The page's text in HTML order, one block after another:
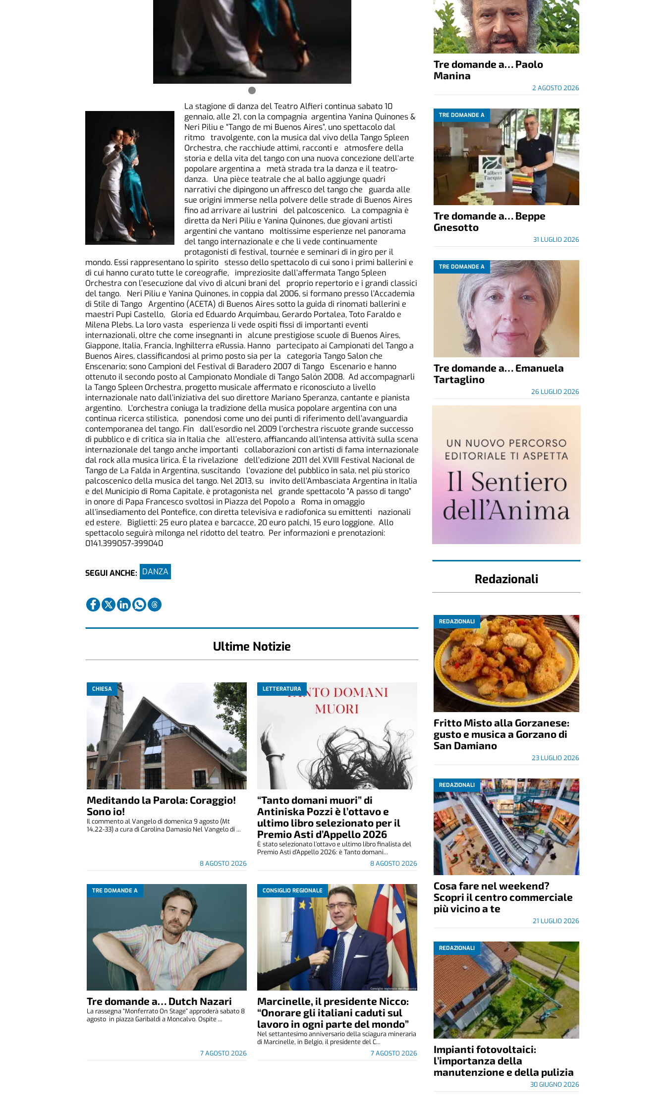
La stagione di danza del Teatro Alfieri continua sabato 10
gennaio, alle 21, con la compagnia argentina Yanina Quinones &
Neri Piliu e “Tango de mi Buenos Aires”, uno spettacolo dal
ritmo travolgente, con la musica dal vivo della Tango Spleen
Orchestra, che racchiude attimi, racconti e atmosfere della
storia e della vita del tango con una nuova concezione dell’arte
popolare argentina a metà strada tra la danza e il teatro-
danza. Una pièce teatrale che al ballo aggiunge quadri
narrativi che dipingono un affresco del tango che guarda alle
sue origini immerse nella polvere delle strade di Buenos Aires
fino ad arrivare ai lustrini del palcoscenico. La compagnia è
diretta da Neri Piliu e Yanina Quinones, due giovani artisti
argentini che vantano moltissime esperienze nel panorama
del tango internazionale e che li vede continuamente
protagonisti di festival, tournée e seminari di in giro per il
mondo. Essi rappresentano lo spirito stesso dello spettacolo di cui sono i primi ballerini e
di cui hanno curato tutte le coreografie, impreziosite dall’affermata Tango Spleen
Orchestra con l’esecuzione dal vivo di alcuni brani del proprio repertorio e i grandi classici
del tango. Neri Piliu e Yanina Quinones, in coppia dal 2006, si formano presso l’Accademia
di Stile di Tango Argentino (ACETA) di Buenos Aires sotto la guida di rinomati ballerini e
maestri Pupi Castello, Gloria ed Eduardo Arquimbau, Gerardo Portalea, Toto Faraldo e
Milena Plebs. La loro vasta esperienza li vede ospiti fissi di importanti eventi
internazionali, oltre che come insegnanti in alcune prestigiose scuole di Buenos Aires,
Giappone, Italia, Francia, Inghilterra eRussia. Hanno partecipato ai Campionati del Tango a
Buenos Aires, classificandosi al primo posto sia per la categoria Tango Salon che
Enscenario; sono Campioni del Festival di Baradero 2007 di Tango Escenario e hanno
ottenuto il secondo posto al Campionato Mondiale di Tango Salón 2008. Ad accompagnarli
la Tango Spleen Orchestra, progetto musicale affermato e riconosciuto a livello
internazionale nato dall’iniziativa del suo direttore Mariano Speranza, cantante e pianista
argentino. L’orchestra coniuga la tradizione della musica popolare argentina con una
continua ricerca stilistica, ponendosi come uno dei punti di riferimento dell’avanguardia
contemporanea del tango. Fin dall’esordio nel 2009 l’orchestra riscuote grande successo
di pubblico e di critica sia in Italia che all’estero, affiancando all’intensa attività sulla scena
internazionale del tango anche importanti collaborazioni con artisti di fama internazionale
dal rock alla musica lirica. È la rivelazione dell’edizione 2011 del XVIII Festival Nacional de
Tango de La Falda in Argentina, suscitando l’ovazione del pubblico in sala, nel più storico
palcoscenico della musica del tango. Nel 2013, su invito dell’Ambasciata Argentina in Italia
e del Municipio di Roma Capitale, è protagonista nel grande spettacolo “A passo di tango”
in onore di Papa Francesco svoltosi in Piazza del Popolo a Roma in omaggio
all’insediamento del Pontefice, con diretta televisiva e radiofonica su emittenti nazionali
ed estere. Biglietti: 25 euro platea e barcacce, 20 euro palchi, 15 euro loggione. Allo
spettacolo seguirà milonga nel ridotto del teatro. Per informazioni e prenotazioni:
0141.399057-399040
SEGUI ANCHE: DANZA
Ultime Notizie
CHIESA
Meditando la Parola: Coraggio!
Sono io!
8 AGOSTO 2026
Il commento al Vangelo di domenica 9 agosto (Mt
14,22-33) a cura di Carolina Damasio Nel Vangelo di ...
LETTERATURA
“Tanto domani muori” di
Antiniska Pozzi è l’ottavo e
ultimo libro selezionato per il
Premio Asti d’Appello 2026
8 AGOSTO 2026
È stato selezionato l’ottavo e ultimo libro finalista del
Premio Asti d’Appello 2026: è Tanto domani...
TRE DOMANDE A
Tre domande a… Dutch Nazari
7 AGOSTO 2026
La rassegna “Monferrato On Stage” approderà sabato 8
agosto in piazza Garibaldi a Moncalvo. Ospite ...
CONSIGLIO REGIONALE
Marcinelle, il presidente Nicco:
“Onorare gli italiani caduti sul
lavoro in ogni parte del mondo”
7 AGOSTO 2026
Nel settantesimo anniversario della sciagura mineraria
di Marcinelle, in Belgio, il presidente del C...
Tre domande a… Paolo
Manina
2 AGOSTO 2026
TRE DOMANDE A
Tre domande a… Beppe
Gnesotto
31 LUGLIO 2026
TRE DOMANDE A
Tre domande a… Emanuela
Tartaglino
26 LUGLIO 2026
Redazionali
REDAZIONALI
Fritto Misto alla Gorzanese:
gusto e musica a Gorzano di
San Damiano
23 LUGLIO 2026
REDAZIONALI
Cosa fare nel weekend?
Scopri il centro commerciale
più vicino a te
21 LUGLIO 2026
REDAZIONALI
Impianti fotovoltaici:
l’importanza della
manutenzione e della pulizia
30 GIUGNO 2026